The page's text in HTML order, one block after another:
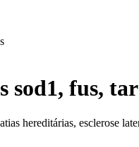
sod1, fus,
hereditárias, esclerose